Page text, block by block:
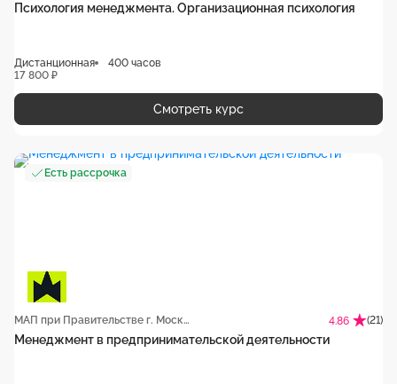
Психология менеджмента. Организационная психология
Дистанционная
400 часов
17 800 ₽
Смотреть курс
Есть рассрочка
МАП при Правительстве г. Москвы 4.86 (21)
Менеджмент в предпринимательской деятельности